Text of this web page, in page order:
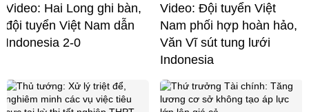
Video: Hai Long ghi bàn,
đội tuyển Việt Nam dẫn
Indonesia 2-0
Video: Đội tuyển Việt
Nam phối hợp hoàn hảo,
Văn Vĩ sút tung lưới
Indonesia